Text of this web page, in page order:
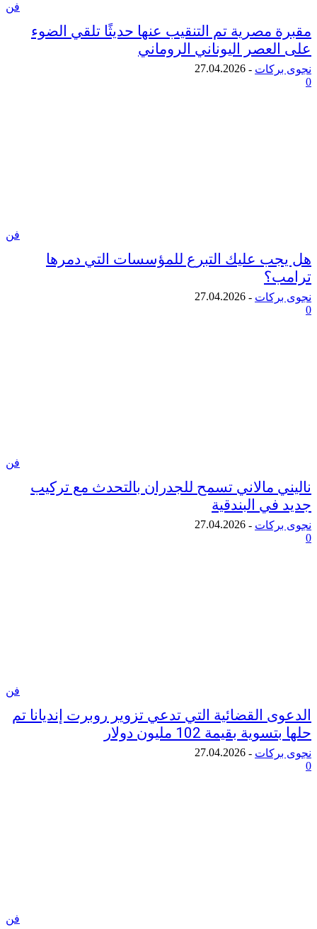
مصرية تم التنقيب عنها حديثًا تلقي الضوء
اليوناني الروماني
-
27.04.2026
عليك التبرع للمؤسسات التي دمرها
-
27.04.2026
مالاني تسمح للجدران بالتحدث مع تركيب
البندقية
-
27.04.2026
القضائية التي تدعي تزوير روبرت إنديانا تم
بقيمة 102 مليون دولار
-
27.04.2026